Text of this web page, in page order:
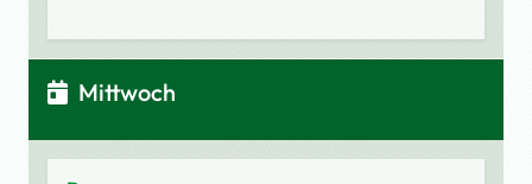
Mittwoch